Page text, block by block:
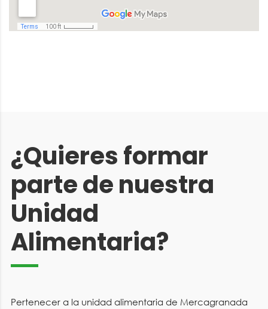
¿Quieres formar
parte de nuestra
Unidad
Alimentaria?
Pertenecer a la unidad alimentaria de Mercagranada